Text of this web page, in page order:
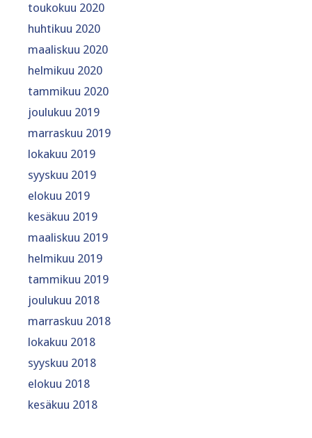
toukokuu 2020
huhtikuu 2020
maaliskuu 2020
helmikuu 2020
tammikuu 2020
joulukuu 2019
marraskuu 2019
lokakuu 2019
syyskuu 2019
elokuu 2019
kesäkuu 2019
maaliskuu 2019
helmikuu 2019
tammikuu 2019
joulukuu 2018
marraskuu 2018
lokakuu 2018
syyskuu 2018
elokuu 2018
kesäkuu 2018